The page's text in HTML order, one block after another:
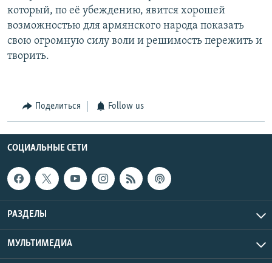
который, по её убеждению, явится хорошей
возможностью для армянского народа показать
свою огромную силу воли и решимость пережить и
творить.
Поделиться Follow us
СОЦИАЛЬНЫЕ СЕТИ
РАЗДЕЛЫ
МУЛЬТИМЕДИА